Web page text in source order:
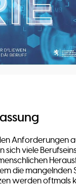
Anforderungen
sich viele
die mangelnden
werden oftmals